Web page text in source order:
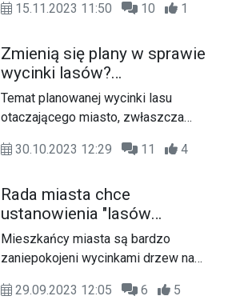
zakładano. Nadleśnictwo Kędzierzyn
jakiegoś czasu dialog społeczny i
przedstawiło podczas spotkania
konsultacyjnego plan modyfikacji
przebudowy lasów podmiejskich. Bez
wątpienia rozwiązanie nadleśniczego
Paweł Hajduka spodobało się
15.11.2023 11:50 10 1
Zmienią się plany w sprawie
wycinki lasów?
Nadleśnictwo Kędzierzyn
chce podjąć dialog
Temat planowanej wycinki lasu
otaczającego miasto, zwłaszcza
Zakładami Azotowymi a osiedlem
mieszkańców stworzyła petycję, aby
ją ograniczyć. Nadleśniczy Paweł
Hajduk, który na wrześniowej sesji
rady miasta został zasypany
odwiedzić radnych z propozycją
30.10.2023 12:29 11 4
Rada miasta chce
ustanowienia "lasów
społecznych" wokół
Kędzierzyna-Koźla. Nie
można wtedy całkowicie
wycinać drzew
Mieszkańcy miasta są bardzo
zaniepokojeni wycinkami drzew na
poruszono na sesji rady miasta.
29.09.2023 12:05 6 5